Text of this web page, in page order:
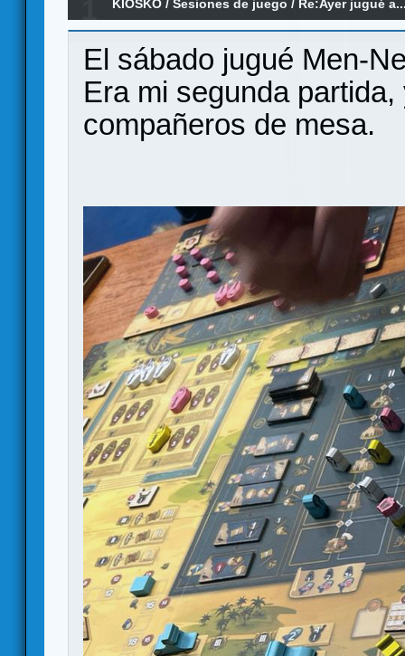
KIOSKO /Sesiones de juego / Re:Ayer jugué
El sábado jugué Men-
Era mi segunda
compañeros de mesa.